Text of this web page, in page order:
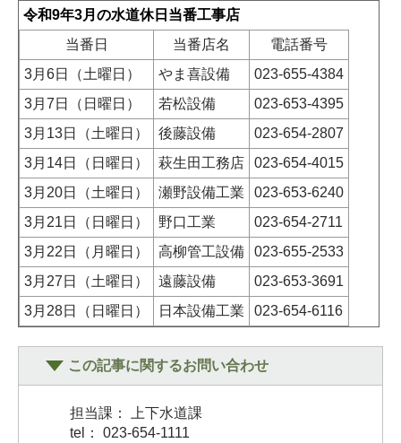
令和9年3月の水道休日当番工事店
当番日
当番店名
電話番号
3月6日（土曜日）
やま喜設備
023-655-4384
3月7日（日曜日）
若松設備
023-653-4395
3月13日（土曜日）
後藤設備
023-654-2807
3月14日（日曜日）
萩生田工務店
023-654-4015
3月20日（土曜日）
瀬野設備工業
023-653-6240
3月21日（日曜日）
野口工業
023-654-2711
3月22日（月曜日）
高柳管工設備
023-655-2533
3月27日（土曜日）
遠藤設備
023-653-3691
3月28日（日曜日）
日本設備工業 023-654-6116
この記事に関するお問い合わせ
担当課： 上下水道課
tel： 023-654-1111